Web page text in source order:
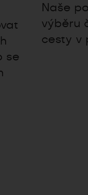
se
Naše
výběru
cesty v